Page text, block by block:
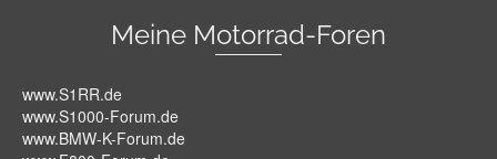
Meine Motorrad-Foren
www.S1RR.de
www.S1000-Forum.de
www.BMW-K-Forum.de